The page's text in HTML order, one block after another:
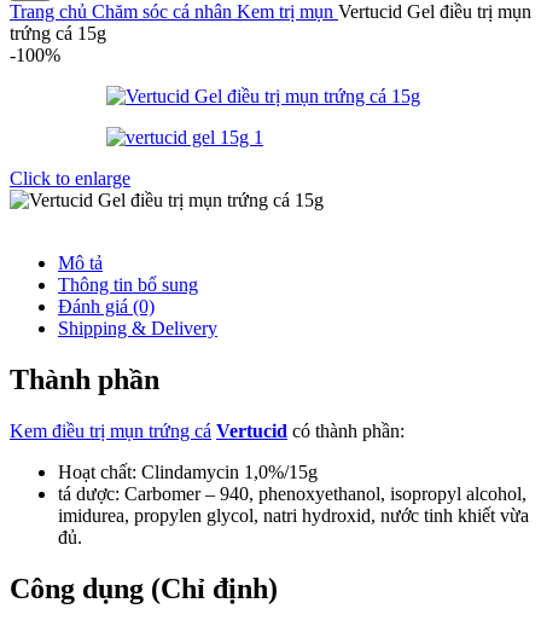
Trang chủ Chăm sóc cá nhân Kem trị mụn Vertucid Gel điều trị mụn
trứng cá 15g
-100%
Click to enlarge
Mô tả
Thông tin bổ sung
Đánh giá (0)
Shipping & Delivery
Thành phần
Kem điều trị mụn trứng cá Vertucid có thành phần:
Hoạt chất: Clindamycin 1,0%/15g
tá dược: Carbomer – 940, phenoxyethanol, isopropyl alcohol,
imidurea, propylen glycol, natri hydroxid, nước tinh khiết vừa
đủ.
Công dụng (Chỉ định)